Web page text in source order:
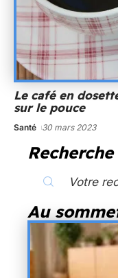
Le café en
sur le pouce
Santé 30 mars 2023
Recherche
Au